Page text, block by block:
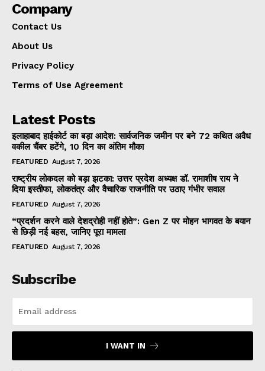
Company
Contact Us
About Us
Privacy Policy
Terms of Use Agreement
Latest Posts
इलाहाबाद हाईकोर्ट का बड़ा आदेश: सार्वजनिक जमीन पर बने 72 कथित अवैध
वकील चैंबर हटेंगे, 10 दिन का अंतिम मौका
FEATURED August 7, 2026
राष्ट्रीय लोकदल को बड़ा झटका: उत्तर प्रदेश अध्यक्ष डॉ. रामाशीष राय ने
दिया इस्तीफा, लोकतंत्र और वैचारिक राजनीति पर उठाए गंभीर सवाल
FEATURED August 7, 2026
“प्रदर्शन करने वाले देशद्रोही नहीं होते”: Gen Z पर मोहन भागवत के बयान
से छिड़ी नई बहस, जानिए पूरा मामला
FEATURED August 7, 2026
Subscribe
I WANT IN